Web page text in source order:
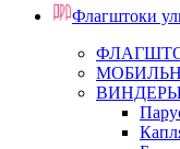
Флагштоки